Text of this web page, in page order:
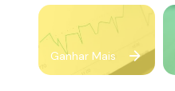
Ganhar Mais